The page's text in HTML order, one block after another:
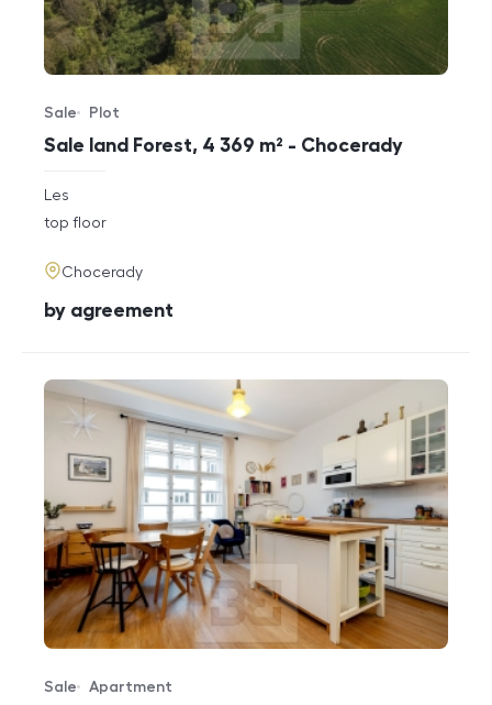
Sale land Forest, 4 369 m² - Chocerady
Offer type
Sale
Property type
Plot
rozměry
disposition
Les
funkce
top floor
adresa
Chocerady
cena
by agreement
Offer type
Sale
Property type
Apartment